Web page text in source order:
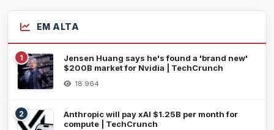
EM ALTA
1
Jensen Huang says he's found a 'brand new'
$200B market for Nvidia | TechCrunch
18.964
2
Anthropic will pay xAI $1.25B per month for
compute | TechCrunch